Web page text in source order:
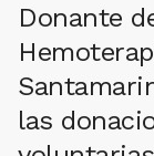
Donante
las